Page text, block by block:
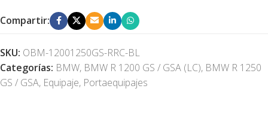
Compartir:
SKU: OBM-12001250GS-RRC-BL
Categorías: BMW, BMW R 1200 GS / GSA (LC), BMW R 1250
GS / GSA, Equipaje, Portaequipajes